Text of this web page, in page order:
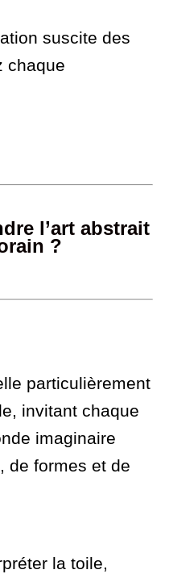
suscite des
chaque
l’art abstrait
?
particulièrement
invitant chaque
imaginaire
de formes et de
la toile,